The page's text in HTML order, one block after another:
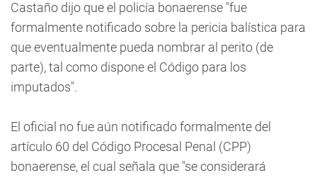
Castaño dijo que el policía bonaerense "fue
formalmente notificado sobre la pericia balística para
que eventualmente pueda nombrar al perito (de
parte), tal como dispone el Código para los
imputados".
El oficial no fue aún notificado formalmente del
artículo 60 del Código Procesal Penal (CPP)
bonaerense, el cual señala que "se considerará